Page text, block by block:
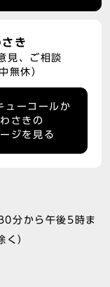
き
見、ご相談
無休）
ューコールか
わさきの
ジを見る
分から午後5時ま
）